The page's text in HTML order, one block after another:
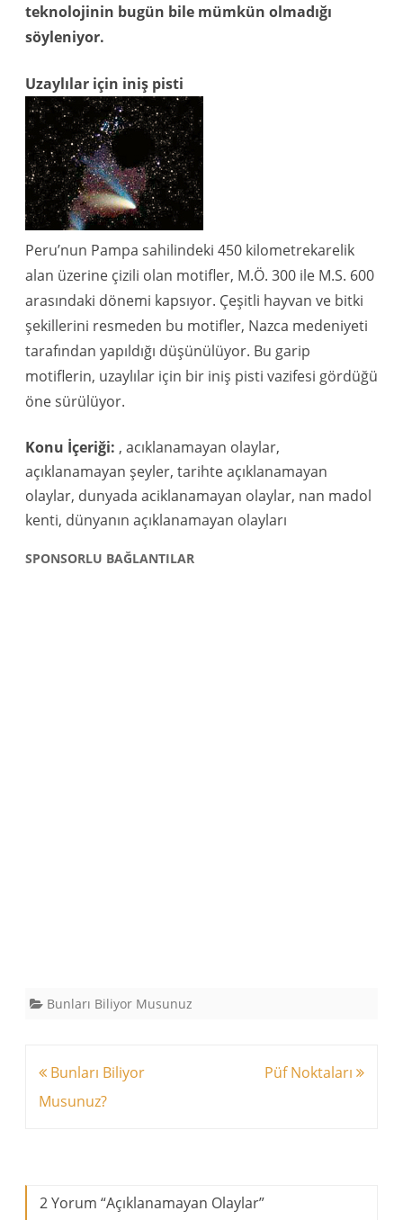
teknolojinin bugün bile mümkün olmadığı
söyleniyor.
Uzaylılar için iniş pisti
Peru’nun Pampa sahilindeki 450 kilometrekarelik
alan üzerine çizili olan motifler, M.Ö. 300 ile M.S. 600
arasındaki dönemi kapsıyor. Çeşitli hayvan ve bitki
şekillerini resmeden bu motifler, Nazca medeniyeti
tarafından yapıldığı düşünülüyor. Bu garip
motiflerin, uzaylılar için bir iniş pisti vazifesi gördüğü
öne sürülüyor.
Konu İçeriği: , acıklanamayan olaylar,
açıklanamayan şeyler, tarihte açıklanamayan
olaylar, dunyada aciklanamayan olaylar, nan madol
kenti, dünyanın açıklanamayan olayları
SPONSORLU BAĞLANTILAR
Bunları Biliyor Musunuz
Yazı
dolaşımı
Bunları Biliyor
Musunuz?
Püf Noktaları
2 Yorum “Açıklanamayan Olaylar”